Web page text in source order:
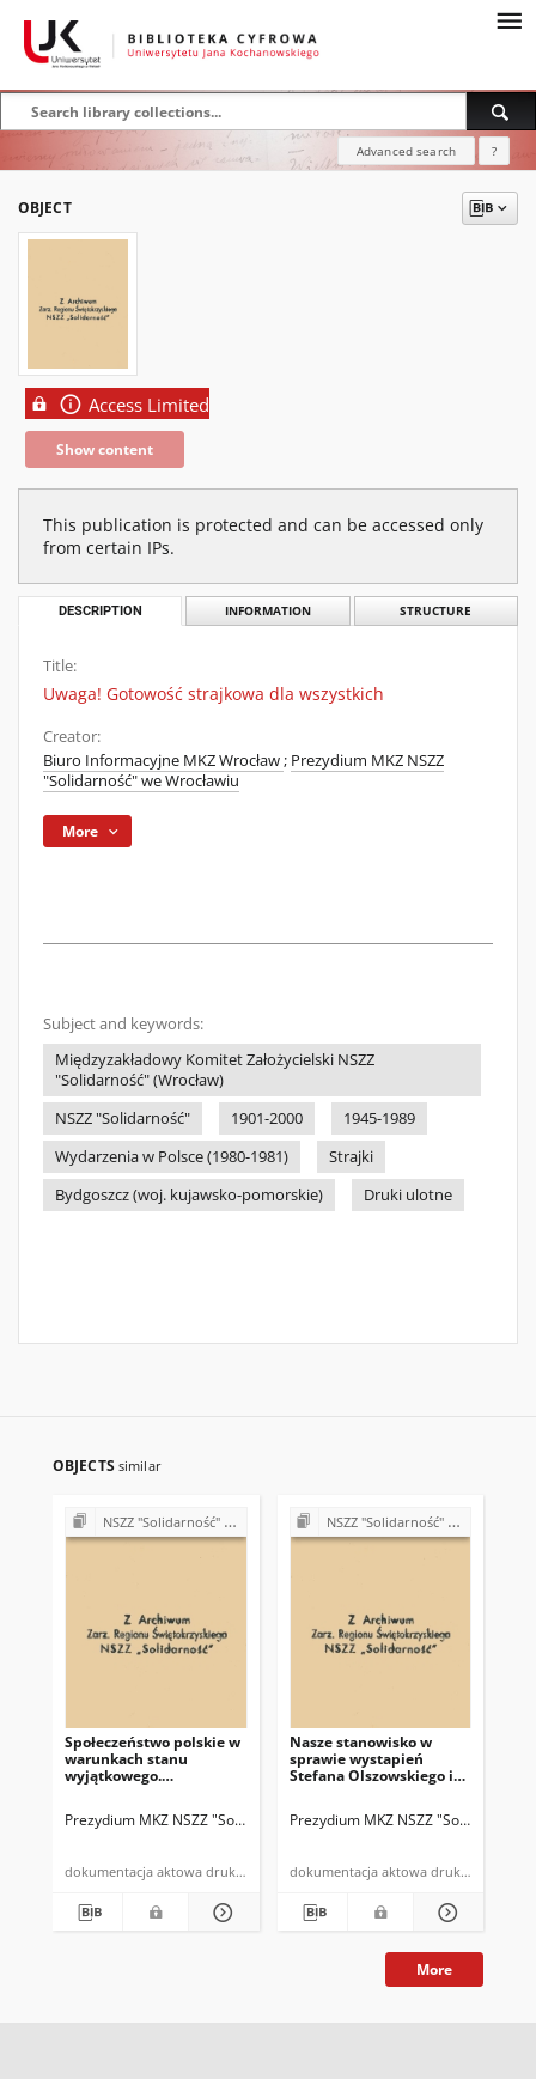
Advanced search ?
OBJECT
Access Limited
Show content
This publication is protected and can be accessed only
from certain IPs.
DESCRIPTION INFORMATION STRUCTURE
Title:
Uwaga! Gotowość strajkowa dla wszystkich
Creator:
Biuro Informacyjne MKZ Wrocław; Prezydium MKZ NSZZ
"Solidarność" we Wrocławiu
More
Subject and keywords:
Międzyzakładowy Komitet Założycielski NSZZ
"Solidarność" (Wrocław)
NSZZ "Solidarność"
1901-2000
1945-1989
Wydarzenia w Polsce (1980-1981)
Strajki
Bydgoszcz (woj. kujawsko-pomorskie)
Druki ulotne
OBJECTS similar
NSZZ "Solidarność" w różnych regionach i zakładach pracy (1980-1981)
Społeczeństwo polskie w
warunkach stanu
wyjątkowego.
Prezydium MKZ NSZZ "Solidarność" we Wrocławiu
dokumentacja aktowa druk powielony
NSZZ "Solidarność" w różnych regionach i zakładach pracy (1980-1981)
Nasze stanowisko w
sprawie wystapień
Stefana Olszowskiego i
Prezydium MKZ NSZZ "Solidarność"
dokumentacja aktowa druk powielony
More